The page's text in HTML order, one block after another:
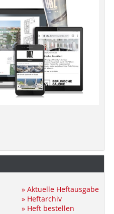
» Aktuelle Heftausgabe
» Heftarchiv
» Heft bestellen